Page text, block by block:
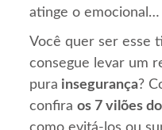
atinge o
Você quer ser esse
consegue levar um
pura insegurança?
confiraos 7 vilões